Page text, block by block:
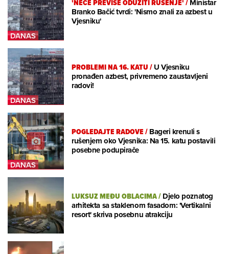
'NEĆE PREVIŠE ODUŽITI RUŠENJE'/Ministar
Branko Bačić tvrdi: 'Nismo znali za azbest u
Vjesniku'
PROBLEMI NA 16. KATU/U Vjesniku
pronađen azbest, privremeno zaustavljeni
radovi!
POGLEDAJTE RADOVE/Bageri krenuli s
rušenjem oko Vjesnika: Na 15. katu postavili
posebne podupirače
LUKSUZ MEĐU OBLACIMA/Djelo poznatog
arhitekta sa staklenom fasadom: 'Vertikalni
resort' skriva posebnu atrakciju